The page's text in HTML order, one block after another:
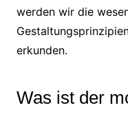
werden wir die
erkunden.
Was ist der